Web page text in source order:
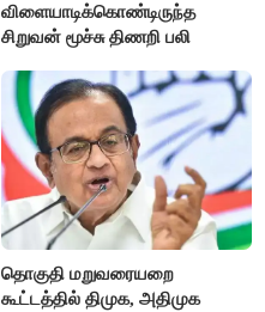
விளையாடிக்கொண்டிருந்த
சிறுவன் மூச்சு திணறி பலி
தொகுதி மறுவரையறை
கூட்டத்தில் திமுக, அதிமுக